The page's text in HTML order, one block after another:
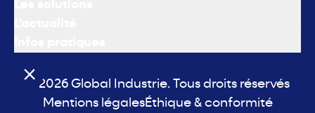
© 2026 Global Industrie. Tous droits réservés
Mentions légalesÉthique & conformité